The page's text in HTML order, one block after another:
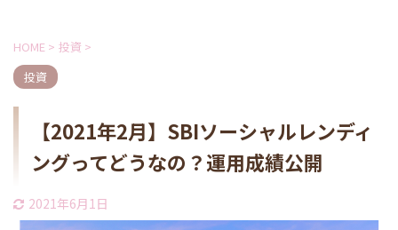
HOME > 投資 >
投資
【2021年2月】SBIソーシャルレンディ
ングってどうなの？運用成績公開
2021年6月1日